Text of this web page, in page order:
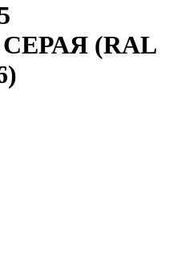
(RAL